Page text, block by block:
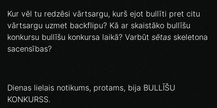
Kur vēl tu redzēsi vārtsargu, kurš ejot bullīti pret citu
vārtsargu uzmet backflipu? Kā ar skaistāko bullīšu
konkursu bullīšu konkursa laikā? Varbūt sētas skeletona
sacensības?
Dienas lielais notikums, protams, bija BULLĪŠU
KONKURSS.